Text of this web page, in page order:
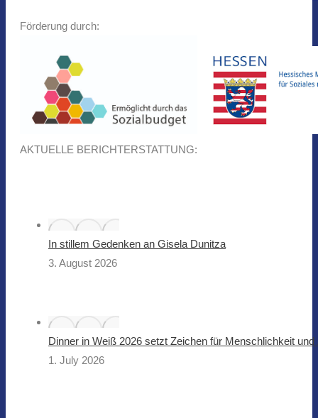
Förderung durch:
AKTUELLE BERICHTERSTATTUNG:
In stillem Gedenken an Gisela Dunitza
3. August 2026
Dinner in Weiß 2026 setzt Zeichen für Menschlichkeit
1. July 2026